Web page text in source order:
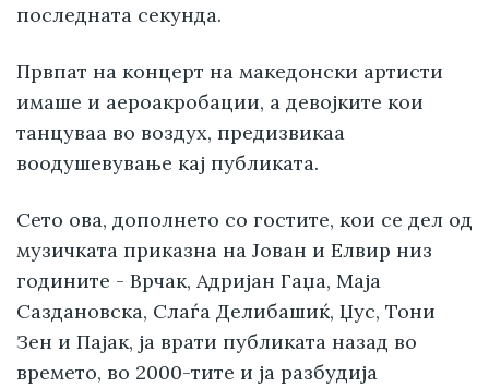
последната секунда.
Првпат на концерт на македонски артисти
имаше и аероакробации, а девојките кои
танцуваа во воздух, предизвикаа
воодушевување кај публиката.
Сето ова, дополнето со гостите, кои се дел од
музичката приказна на Јован и Елвир низ
годините - Врчак, Адријан Гаџа, Маја
Саздановска, Слаѓа Делибашиќ, Џус, Тони
Зен и Пајак, ја врати публиката назад во
времето, во 2000-тите и ја разбудија